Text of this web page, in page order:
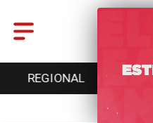
REGIONAL